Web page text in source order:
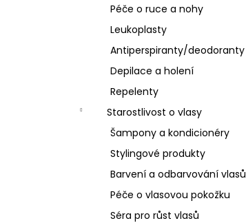
Péče o ruce a nohy
Leukoplasty
Antiperspiranty/deodoranty
Depilace a holení
Repelenty
Starostlivost o vlasy
Šampony a kondicionéry
Stylingové produkty
Barvení a odbarvování vlasů
Péče o vlasovou pokožku
Séra pro růst vlasů